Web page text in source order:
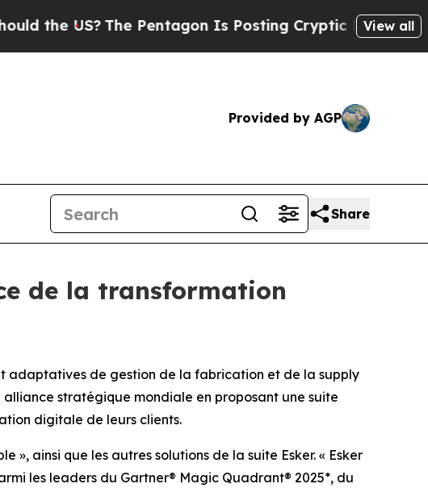
The Pentagon Is Posting Cryptic Biblical Messages
View all
Provided by AGP
Share
de la transformation
adaptatives de gestion de la fabrication et de la supply
stratégique mondiale en proposant une suite
digitale de leurs clients.
», ainsi que les autres solutions de la suite Esker. « Esker
les leaders du Gartner® Magic Quadrant® 2025*, du